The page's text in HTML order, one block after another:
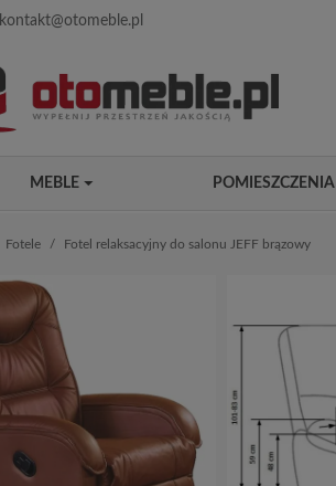
kontakt@otomeble.pl
MEBLE POMIESZCZENIA
Fotele Fotel relaksacyjny do salonu JEFF brązowy